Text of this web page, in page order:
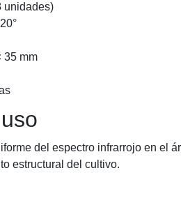
unidades)
35 mm
del espectro infrarrojo en el
estructural del cultivo.